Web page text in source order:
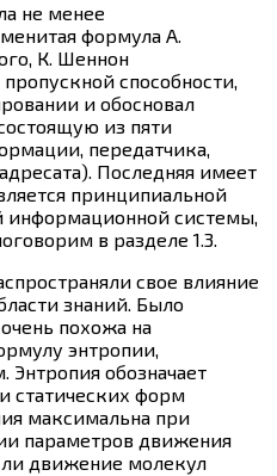
не менее
формула А.
К. Шеннон
способности,
и обосновал
из пяти
передатчика,
Последняя имеет
принципиальной
информационной системы,
в разделе 1.3.
свое влияние
знаний. Было
похожа на
энтропии,
обозначает
статических форм
максимальна при
параметров движения
движение молекул